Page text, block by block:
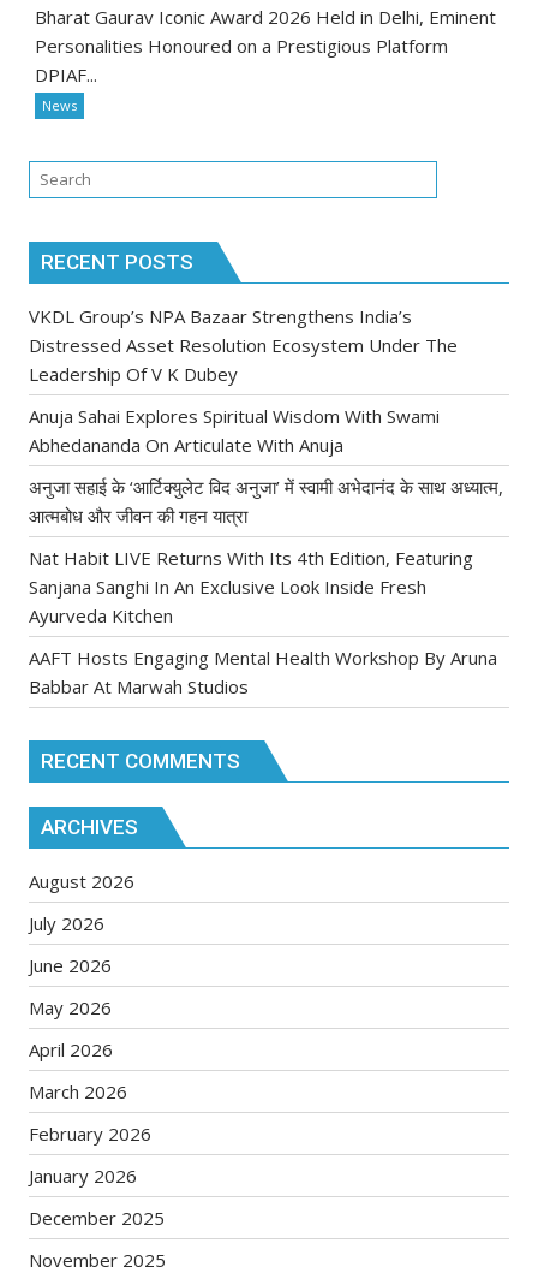
Bharat Gaurav Iconic Award 2026 Held in Delhi, Eminent
Personalities Honoured on a Prestigious Platform
DPIAF...
News
RECENT POSTS
VKDL Group’s NPA Bazaar Strengthens India’s
Distressed Asset Resolution Ecosystem Under The
Leadership Of V K Dubey
Anuja Sahai Explores Spiritual Wisdom With Swami
Abhedananda On Articulate With Anuja
अनुजा सहाई के ‘आर्टिक्युलेट विद अनुजा’ में स्वामी अभेदानंद के साथ अध्यात्म,
आत्मबोध और जीवन की गहन यात्रा
Nat Habit LIVE Returns With Its 4th Edition, Featuring
Sanjana Sanghi In An Exclusive Look Inside Fresh
Ayurveda Kitchen
AAFT Hosts Engaging Mental Health Workshop By Aruna
Babbar At Marwah Studios
RECENT COMMENTS
ARCHIVES
August 2026
July 2026
June 2026
May 2026
April 2026
March 2026
February 2026
January 2026
December 2025
November 2025